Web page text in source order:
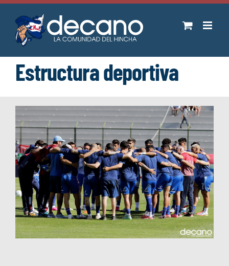
Saltar
contenido
Estructura deportiva